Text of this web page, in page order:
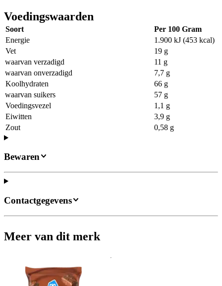
Voedingswaarden
Soort
Per 100 Gram
Energie
1.900 kJ (453 kcal)
Vet
19 g
waarvan verzadigd
11 g
waarvan onverzadigd
7,7 g
Koolhydraten
66 g
waarvan suikers
57 g
Voedingsvezel
1,1 g
Eiwitten
3,9 g
Zout
0,58 g
Bewaren
Contactgegevens
Meer van dit merk